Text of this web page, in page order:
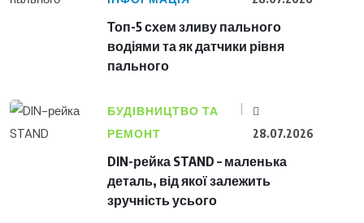
Топ-5 схем зливу пального
водіями та як датчики рівня
пального
БУДІВНИЦТВО ТА
РЕМОНТ
28.07.2026
DIN-рейка STAND – маленька
деталь, від якої залежить
зручність усього